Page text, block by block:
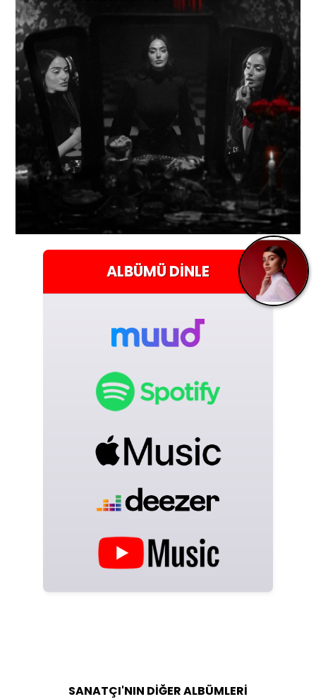
ALBÜMÜDINLE
SANATÇI'NIN DIĞER ALBÜMLERI